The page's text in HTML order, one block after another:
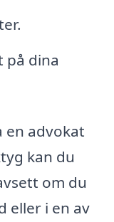
på dina
advokat
kan du
om du
eller i en av